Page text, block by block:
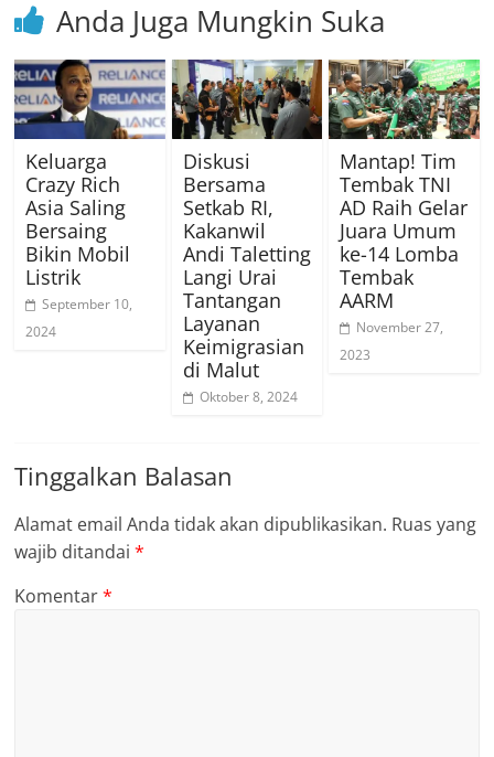
Anda Juga Mungkin Suka
Keluarga
Crazy Rich
Asia Saling
Bersaing
Bikin Mobil
Listrik
September 10,
2024
Diskusi
Bersama
Setkab RI,
Kakanwil
Andi Taletting
Langi Urai
Tantangan
Layanan
Keimigrasian
di Malut
Oktober 8, 2024
Mantap! Tim
Tembak TNI
AD Raih Gelar
Juara Umum
ke-14 Lomba
Tembak
AARM
November 27,
2023
Tinggalkan Balasan
Alamat email Anda tidak akan dipublikasikan. Ruas yang
wajib ditandai*
Komentar*